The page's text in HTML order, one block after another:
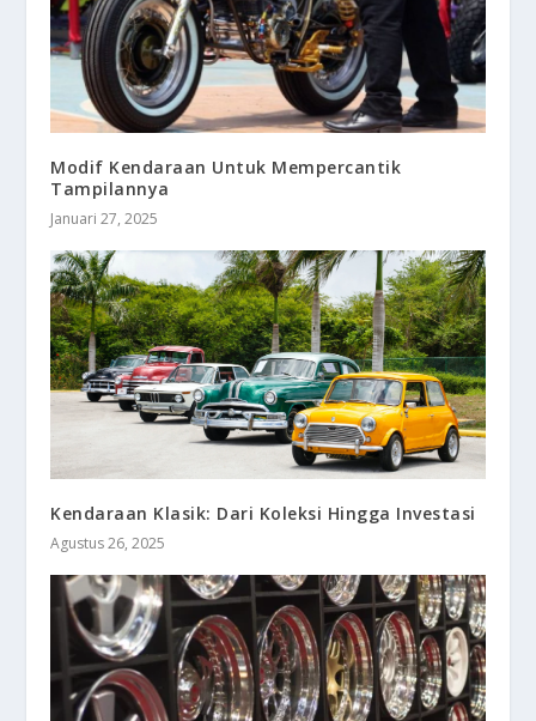
Modif Kendaraan Untuk Mempercantik
Tampilannya
Januari 27, 2025
Kendaraan Klasik: Dari Koleksi Hingga Investasi
Agustus 26, 2025